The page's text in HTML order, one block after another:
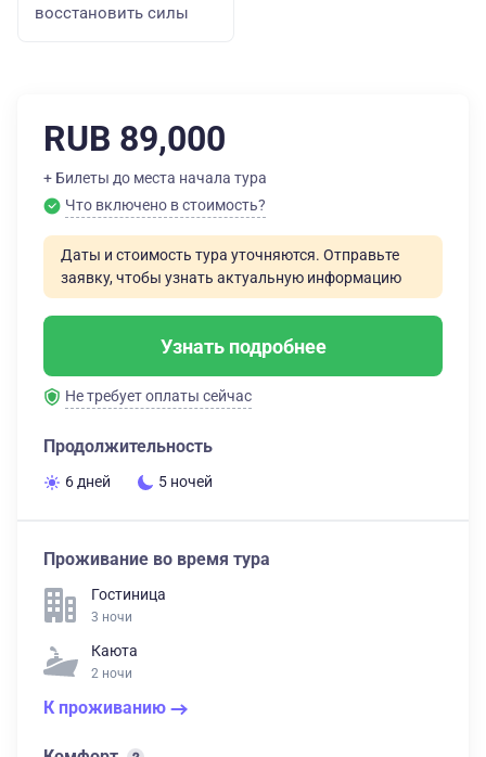
восстановить силы
RUB 89,000
+ Билеты до места начала тура
Что включено в стоимость?
Даты и стоимость тура уточняются. Отправьте
заявку, чтобы узнать актуальную информацию
Узнать подробнее
Не требует оплаты сейчас
Продолжительность
6 дней 5 ночей
Проживание во время тура
Гостиница
3 ночи
Каюта
2 ночи
К проживанию